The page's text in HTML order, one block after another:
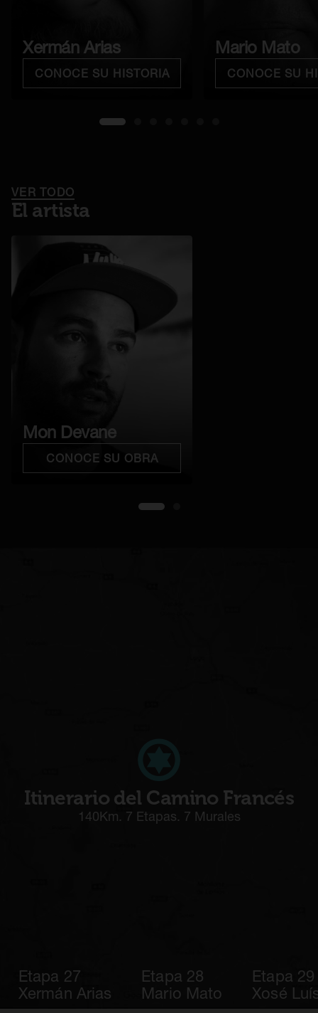
Xermán Arias
CONOCE SU HISTORIA
Mario Mato
CONOCE SU
1
El artista
VER TODO
Mon Devane
CONOCE SU OBRA
1
Itinerario del Camino Francés
140Km. 7 Etapas. 7 Murales
Etapa 27
Xermán Arias
Etapa 28
Mario Mato
Etapa 29
Xosé